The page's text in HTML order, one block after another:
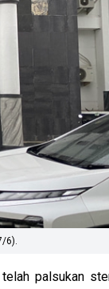
6).
palsukan